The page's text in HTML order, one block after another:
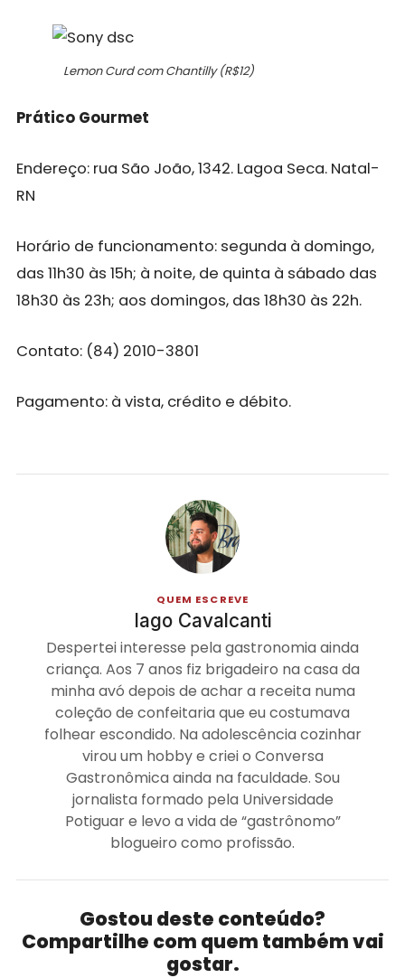
Lemon Curd com Chantilly (R$12)
Prático Gourmet
Endereço: rua São João, 1342. Lagoa Seca. Natal-
RN
Horário de funcionamento: segunda à domingo,
das 11h30 às 15h; à noite, de quinta à sábado das
18h30 às 23h; aos domingos, das 18h30 às 22h.
Contato: (84) 2010-3801
Pagamento: à vista, crédito e débito.
QUEM ESCREVE
Iago Cavalcanti
Despertei interesse pela gastronomia ainda
criança. Aos 7 anos fiz brigadeiro na casa da
minha avó depois de achar a receita numa
coleção de confeitaria que eu costumava
folhear escondido. Na adolescência cozinhar
virou um hobby e criei o Conversa
Gastronômica ainda na faculdade. Sou
jornalista formado pela Universidade
Potiguar e levo a vida de “gastrônomo”
blogueiro como profissão.
Gostou deste conteúdo?
Compartilhe com quem também vai
gostar.